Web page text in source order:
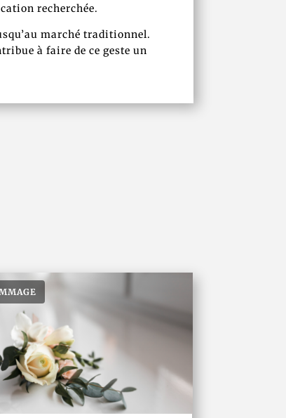
recherchée.
marché traditionnel.
à faire de ce geste un